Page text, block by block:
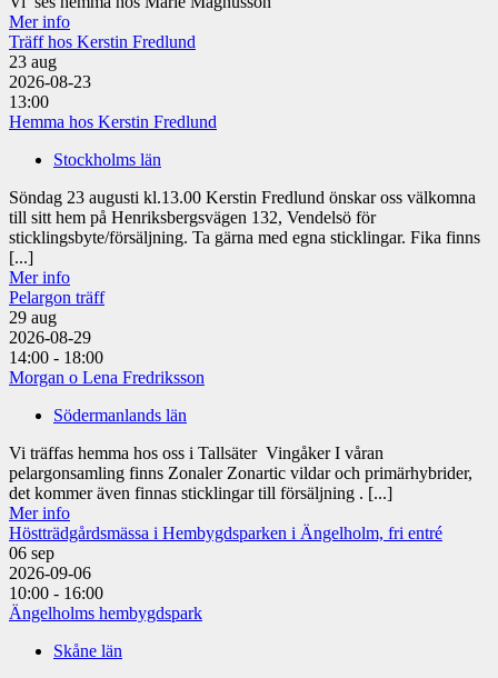
Mer info
Träff hos Kerstin Fredlund
23 aug
2026-08-23
13:00
Hemma hos Kerstin Fredlund
Stockholms län
Söndag 23 augusti kl.13.00 Kerstin Fredlund önskar oss välkomna
till sitt hem på Henriksbergsvägen 132, Vendelsö för
sticklingsbyte/försäljning. Ta gärna med egna sticklingar. Fika finns
[...]
Mer info
Pelargon träff
29 aug
2026-08-29
14:00 - 18:00
Morgan o Lena Fredriksson
Södermanlands län
Vi träffas hemma hos oss i Tallsäter Vingåker I våran
pelargonsamling finns Zonaler Zonartic vildar och primärhybrider,
det kommer även finnas sticklingar till försäljning . [...]
Mer info
Höstträdgårdsmässa i Hembygdsparken i Ängelholm, fri entré
06 sep
2026-09-06
10:00 - 16:00
Ängelholms hembygdspark
Skåne län